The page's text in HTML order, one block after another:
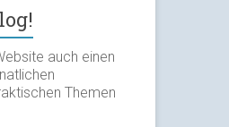
auch einen
Themen